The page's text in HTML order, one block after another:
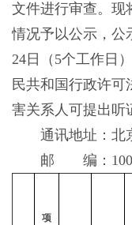
文件进行审查。现
情况予以公示，公
24日（5个工作日
民共和国行政许可
害关系人可提出听
通讯地址：北京
邮 编：
项